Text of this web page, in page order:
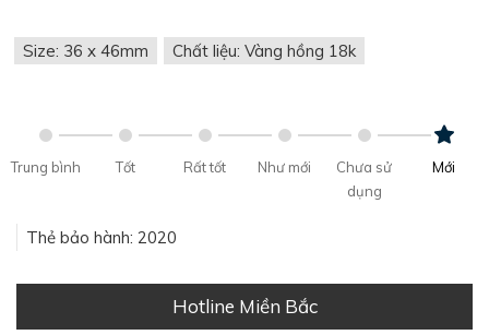
Size: 36 x 46mm Chất liệu: Vàng hồng 18k
Trung bình Tốt Rất tốt Như mới
Chưa sử
dụng
Mới
Thẻ bảo hành: 2020
Hotline Miền Bắc